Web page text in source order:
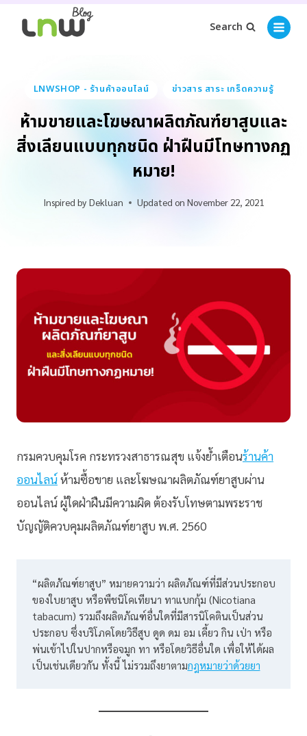
Search
LNWSHOP - ร้านค้าออนไลน์ ข่าวสาร สาระ เกร็ดความรู้
ห้ามขายและโฆษณาผลิตภัณฑ์ยาสูบและ
สิ่งเลียนแบบทุกชนิด ฝ่าฝืนมีโทษทางกฏ
หมาย!
Inspired by Dekluan Updated on November 22, 2021
กรมควบคุมโรค กระทรวงสาธารณสุข แจ้งย้ำเตือนร้านค้า
ออนไลน์ห้ามซื้อขาย และโฆษณาผลิตภัณฑ์ยาสูบผ่าน
ออนไลน์ ผู้ใดฝ่าฝืนมีความผิด ต้องรับโทษตามพระราช
บัญญัติควบคุมผลิตภัณฑ์ยาสูบ พ.ศ. 2560
“ผลิตภัณฑ์ยาสูบ” หมายความว่า ผลิตภัณฑ์ที่มีส่วนประกอบ
ของใบยาสูบ หรือพืชนิโคเทียนา ทาแบกกุ้ม (Nicotiana
tabacum) รวมถึงผลิตภัณฑ์อื่นใดที่มีสารนิโคตินเป็นส่วน
ประกอบ ซึ่งบริโภคโดยวิธีสูบ ดูด ดม อม เคี้ยว กิน เป่า หรือ
พ่นเข้าไปในปากหรือจมูก ทา หรือโดยวิธีอื่นใด เพื่อให้ได้ผล
เป็นเช่นเดียวกัน ทั้งนี้ ไม่รวมถึงยาตามกฎหมายว่าด้วยยา